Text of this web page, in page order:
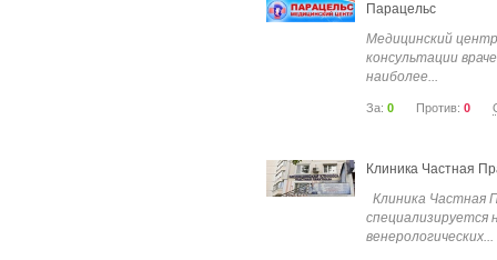
Парацельс
Медицинский
консультации
наиболее...
За: 0 Против: 0
Клиника Частная
Клиника Частная
специализируется
венерологических...